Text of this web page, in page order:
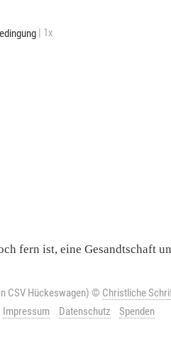
| 1x
fern ist, eine Gesandtschaft
CSV Hückeswagen) © Christliche
Impressum
Datenschutz Spenden